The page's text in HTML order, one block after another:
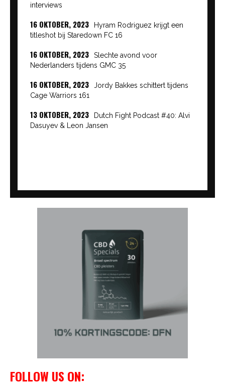
interviews
16 OKTOBER, 2023
Hyram Rodriguez krijgt een
titleshot bij Staredown FC 16
16 OKTOBER, 2023
Slechte avond voor
Nederlanders tijdens GMC 35
16 OKTOBER, 2023
Jordy Bakkes schittert tijdens
Cage Warriors 161
13 OKTOBER, 2023
Dutch Fight Podcast #40: Alvi
Dasuyev & Leon Jansen
FOLLOW US ON: